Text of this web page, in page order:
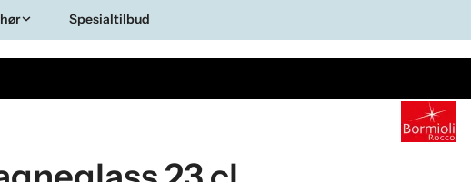
Spesialtilbud